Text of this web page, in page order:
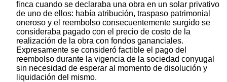
finca cuando se declaraba una obra en un solar privativo
de uno de ellos: había atribución, traspaso patrimonial
oneroso y el reembolso consecuentemente surgido se
consideraba pagado con el precio de costo de la
realización de la obra con fondos gananciales.
Expresamente se consideró factible el pago del
reembolso durante la vigencia de la sociedad conyugal
sin necesidad de esperar al momento de disolución y
liquidación del mismo.